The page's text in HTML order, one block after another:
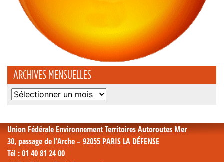
ARCHIVES MENSUELLES
Archives
Union Fédérale Environnement Territoires Autoroutes Mer
30, passage de l’Arche – 92055 PARIS LA DÉFENSE
Tél : 01 40 81 24 00